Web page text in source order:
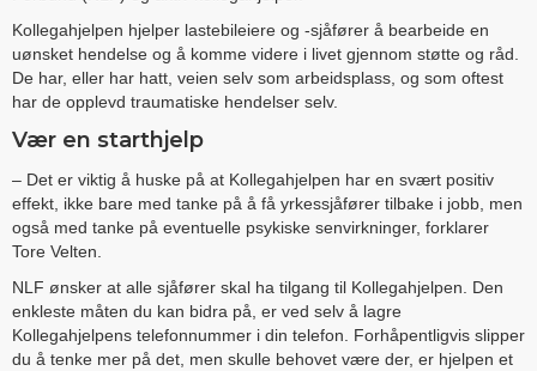
Kollegahjelpen hjelper lastebileiere og -sjåfører å bearbeide en
uønsket hendelse og å komme videre i livet gjennom støtte og råd.
De har, eller har hatt, veien selv som arbeidsplass, og som oftest
har de opplevd traumatiske hendelser selv.
Vær en starthjelp
– Det er viktig å huske på at Kollegahjelpen har en svært positiv
effekt, ikke bare med tanke på å få yrkessjåfører tilbake i jobb, men
også med tanke på eventuelle psykiske senvirkninger, forklarer
Tore Velten.
NLF ønsker at alle sjåfører skal ha tilgang til Kollegahjelpen. Den
enkleste måten du kan bidra på, er ved selv å lagre
Kollegahjelpens telefonnummer i din telefon. Forhåpentligvis slipper
du å tenke mer på det, men skulle behovet være der, er hjelpen et